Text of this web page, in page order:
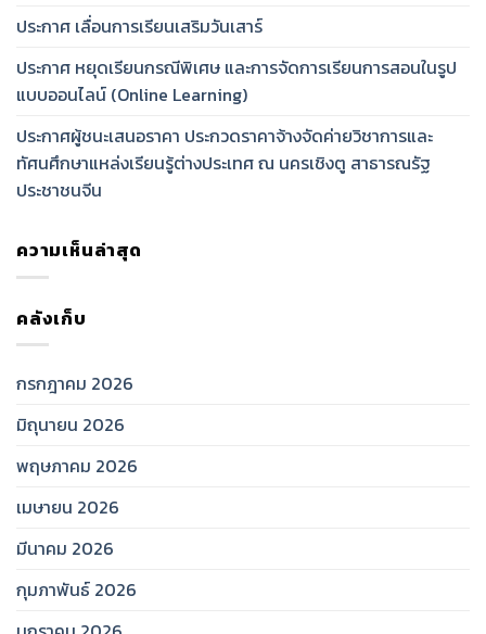
ประกาศ เลื่อนการเรียนเสริมวันเสาร์
ประกาศ หยุดเรียนกรณีพิเศษ และการจัดการเรียนการสอนในรูป
แบบออนไลน์ (Online Learning)
ประกาศผู้ชนะเสนอราคา ประกวดราคาจ้างจัดค่ายวิชาการและ
ทัศนศึกษาแหล่งเรียนรู้ต่างประเทศ ณ นครเชิงตู สาธารณรัฐ
ประชาชนจีน
ความเห็นล่าสุด
คลังเก็บ
กรกฎาคม 2026
มิถุนายน 2026
พฤษภาคม 2026
เมษายน 2026
มีนาคม 2026
กุมภาพันธ์ 2026